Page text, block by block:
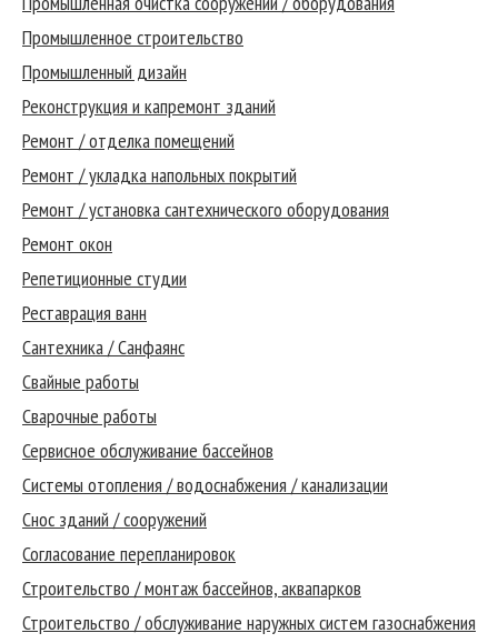
Промышленное строительство
Промышленный дизайн
Реконструкция и капремонт зданий
Ремонт / отделка помещений
Ремонт / укладка напольных покрытий
Ремонт / установка сантехнического оборудования
Ремонт окон
Репетиционные студии
Реставрация ванн
Сантехника / Санфаянс
Свайные работы
Сварочные работы
Сервисное обслуживание бассейнов
Системы отопления / водоснабжения / канализации
Снос зданий / сооружений
Согласование перепланировок
Строительство / монтаж бассейнов, аквапарков
Строительство / обслуживание наружных систем газоснабжения